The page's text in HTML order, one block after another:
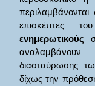
επισκέπτες
ενημερωτικούς
διασταύρωσης
δίχως την